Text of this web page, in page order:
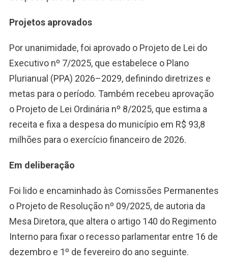
Projetos aprovados
Por unanimidade, foi aprovado o Projeto de Lei do
Executivo nº 7/2025, que estabelece o Plano
Plurianual (PPA) 2026–2029, definindo diretrizes e
metas para o período. Também recebeu aprovação
o Projeto de Lei Ordinária nº 8/2025, que estima a
receita e fixa a despesa do município em R$ 93,8
milhões para o exercício financeiro de 2026.
Em deliberação
Foi lido e encaminhado às Comissões Permanentes
o Projeto de Resolução nº 09/2025, de autoria da
Mesa Diretora, que altera o artigo 140 do Regimento
Interno para fixar o recesso parlamentar entre 16 de
dezembro e 1º de fevereiro do ano seguinte.